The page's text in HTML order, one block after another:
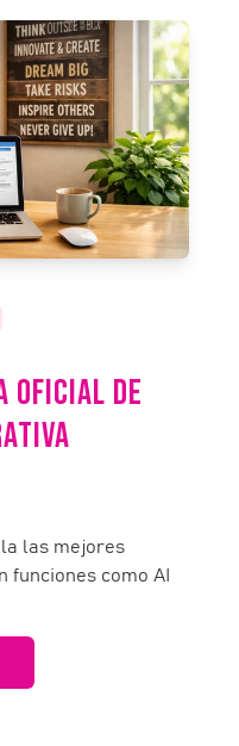
OFICIAL DE
las mejores
funciones como AI